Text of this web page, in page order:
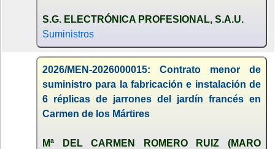
S.G. ELECTRÓNICA PROFESIONAL, S.A.U.
Suministros
2026/MEN-2026000015: Contrato menor de
suministro para la fabricación e instalación de
6 réplicas de jarrones del jardín francés en
Carmen de los Mártires
Mª DEL CARMEN ROMERO RUIZ (MARO